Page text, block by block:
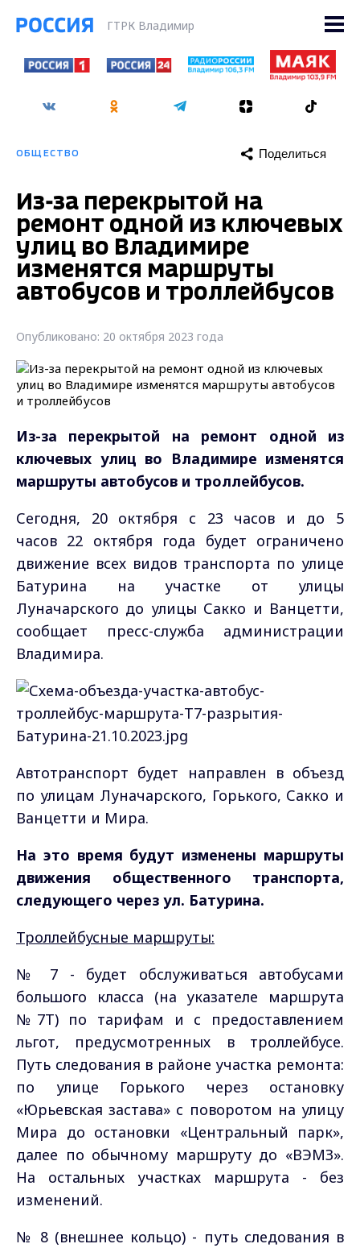
ГТРК Владимир
ОБЩЕСТВО Поделиться
Из-за перекрытой на
ремонт одной из ключевых
улиц во Владимире
изменятся маршруты
автобусов и троллейбусов
Опубликовано: 20 октября 2023 года
Из-за перекрытой на ремонт одной из
ключевых улиц во Владимире изменятся
маршруты автобусов и троллейбусов.
Сегодня, 20 октября с 23 часов и до 5
часов 22 октября года будет ограничено
движение всех видов транспорта по улице
Батурина на участке от улицы
Луначарского до улицы Сакко и Ванцетти,
сообщает пресс-служба администрации
Владимира.
Автотранспорт будет направлен в объезд
по улицам Луначарского, Горького, Сакко и
Ванцетти и Мира.
На это время будут изменены маршруты
движения общественного транспорта,
следующего через ул. Батурина.
Троллейбусные маршруты:
№ 7 - будет обслуживаться автобусами
большого класса (на указателе маршрута
№7Т) по тарифам и с предоставлением
льгот, предусмотренных в троллейбусе.
Путь следования в районе участка ремонта:
по улице Горького через остановку
«Юрьевская застава» с поворотом на улицу
Мира до остановки «Центральный парк»,
далее по обычному маршруту до «ВЭМЗ».
На остальных участках маршрута - без
изменений.
№ 8 (внешнее кольцо) - путь следования в